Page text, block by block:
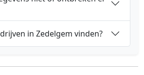
in Zedelgem vinden?